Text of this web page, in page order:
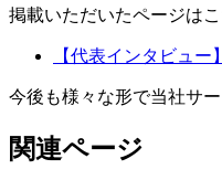
掲載いただいたページはこ
【代表インタビュ
今後も様々な形で当社サ
関連ページ